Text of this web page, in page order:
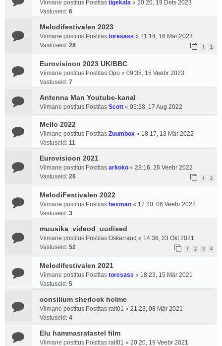
Viimane postitus Postitas tigekala « 20:20, 19 Dets 2023
Vastuseid: 6
Melodifestivalen 2023
Viimane postitus Postitas toresass « 21:14, 16 Mär 2023
Vastuseid: 28 1 2
Eurovisioon 2023 UK/BBC
Viimane postitus Postitas Opo « 09:35, 15 Veebr 2023
Vastuseid: 7
Antenna Man Youtube-kanal
Viimane postitus Postitas Scott « 05:38, 17 Aug 2022
Mello 2022
Viimane postitus Postitas Zuumbox « 18:17, 13 Mär 2022
Vastuseid: 11
Eurovisioon 2021
Viimane postitus Postitas arkoko « 23:16, 26 Veebr 2022
Vastuseid: 26 1 2
MelodiFestivalen 2022
Viimane postitus Postitas hexman « 17:20, 06 Veebr 2022
Vastuseid: 3
muusika_videod_uudised
Viimane postitus Postitas Oskarrand « 14:36, 23 Okt 2021
Vastuseid: 52 1 2 3 4
Melodifestivalen 2021
Viimane postitus Postitas toresass « 18:23, 15 Mär 2021
Vastuseid: 5
consilium sherlock holme
Viimane postitus Postitas rait01 « 21:23, 08 Mär 2021
Vastuseid: 4
Elu hammasratastel film
Viimane postitus Postitas rait01 « 20:20, 19 Veebr 2021